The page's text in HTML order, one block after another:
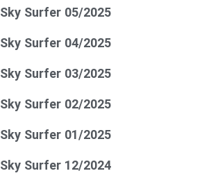
Sky Surfer 05/2025
Sky Surfer 04/2025
Sky Surfer 03/2025
Sky Surfer 02/2025
Sky Surfer 01/2025
Sky Surfer 12/2024